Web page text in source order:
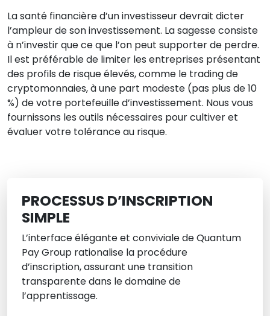
La santé financière d’un investisseur devrait dicter
l’ampleur de son investissement. La sagesse consiste
à n’investir que ce que l’on peut supporter de perdre.
Il est préférable de limiter les entreprises présentant
des profils de risque élevés, comme le trading de
cryptomonnaies, à une part modeste (pas plus de 10
%) de votre portefeuille d’investissement. Nous vous
fournissons les outils nécessaires pour cultiver et
évaluer votre tolérance au risque.
PROCESSUS D’INSCRIPTION
SIMPLE
L’interface élégante et conviviale de Quantum
Pay Group rationalise la procédure
d’inscription, assurant une transition
transparente dans le domaine de
l’apprentissage.